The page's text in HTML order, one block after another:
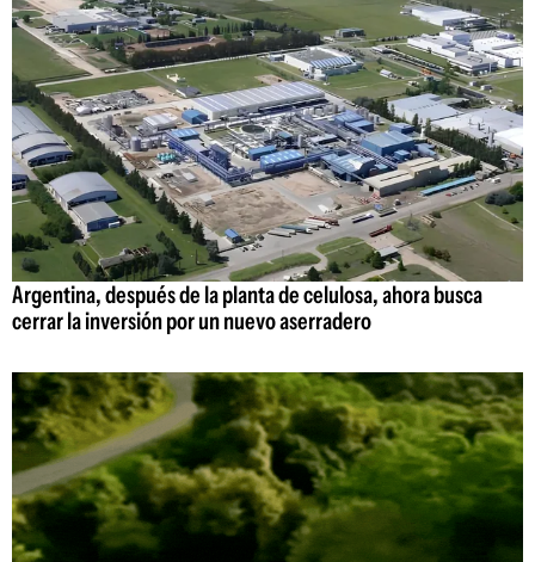
Argentina, después de la planta de celulosa, ahora busca
cerrar la inversión por un nuevo aserradero